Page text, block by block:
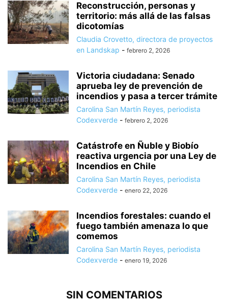
Reconstrucción, personas y
territorio: más allá de las falsas
dicotomías
Claudia Crovetto, directora de proyectos
en Landskap - febrero 2, 2026
Victoria ciudadana: Senado
aprueba ley de prevención de
incendios y pasa a tercer trámite
Carolina San Martín Reyes, periodista
Codexverde - febrero 2, 2026
Catástrofe en Ñuble y Biobío
reactiva urgencia por una Ley de
Incendios en Chile
Carolina San Martín Reyes, periodista
Codexverde - enero 22, 2026
Incendios forestales: cuando el
fuego también amenaza lo que
comemos
Carolina San Martín Reyes, periodista
Codexverde - enero 19, 2026
SIN COMENTARIOS